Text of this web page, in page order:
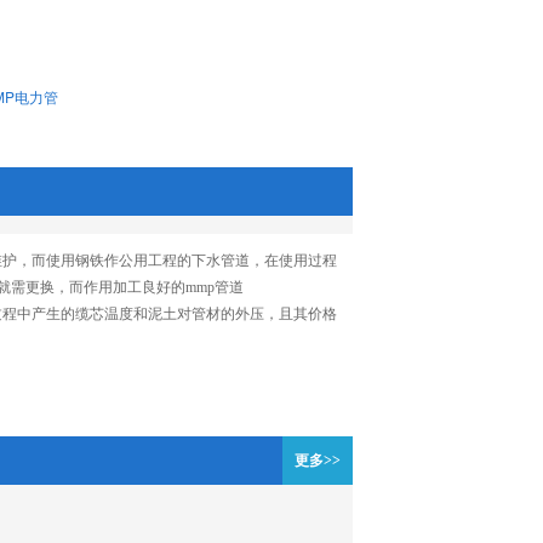
电力管
，而使用钢铁作公用工程的下水管道，在使用过程
更换，而作用加工良好的mmp管道
中产生的缆芯温度和泥土对管材的外压，且其价格
更多>>